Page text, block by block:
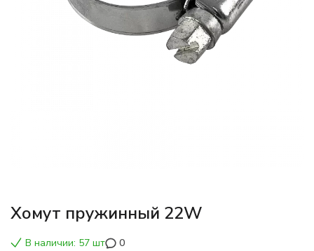
Хомут пружинный 22W
В наличии: 57 шт 0